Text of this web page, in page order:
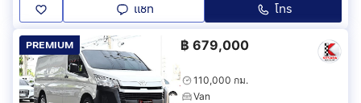
แชท โทร
PREMIUM ฿ 679,000
110,000 กม.
Van